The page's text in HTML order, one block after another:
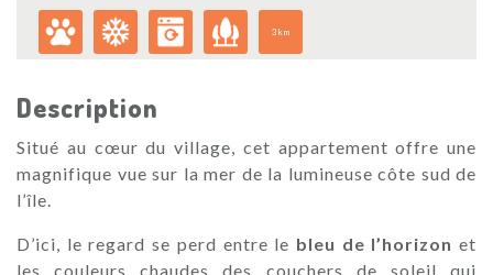
3km
Description
Situé au cœur du village, cet appartement offre une
magnifique vue sur la mer de la lumineuse côte sud de
l’île.
D’ici, le regard se perd entre le bleu de l’horizon et
les couleurs chaudes des couchers de soleil qui